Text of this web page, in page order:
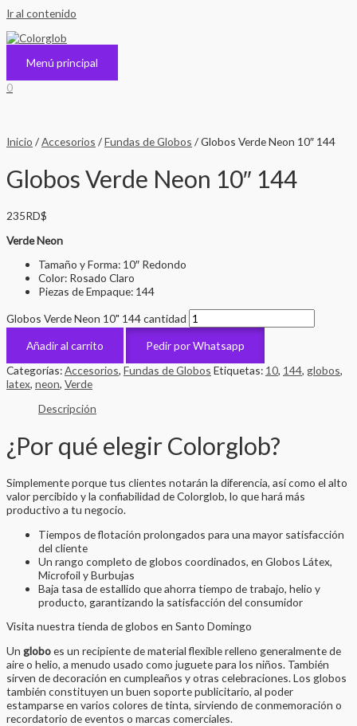
Ir al contenido
Menú principal
0
Inicio /Accesorios /Fundas de Globos / Globos Verde Neon 10″ 144
Globos Verde Neon 10″ 144
235RD$
Verde Neon
Tamaño y Forma: 10″ Redondo
Color: Rosado Claro
Piezas de Empaque: 144
Globos Verde Neon 10" 144 cantidad
Añadir al carrito
Pedir por Whatsapp
Categorías:Accesorios, Fundas de Globos Etiquetas: 10, 144, globos,
latex, neon, Verde
Descripción
¿Por qué elegir Colorglob?
Simplemente porque tus clientes notarán la diferencia, así como el alto
valor percibido y la confiabilidad de Colorglob, lo que hará más
productivo a tu negocio.
Tiempos de flotación prolongados para una mayor satisfacción
del cliente
Un rango completo de globos coordinados, en Globos Látex,
Microfoil y Burbujas
Baja tasa de estallido que ahorra tiempo de trabajo, helio y
producto, garantizando la satisfacción del consumidor
Visita nuestra tienda de globos en Santo Domingo
Un globoes un recipiente de material flexible relleno generalmente de
aire o helio, a menudo usado como juguete para los niños. También
sirven de decoración en cumpleaños y otras celebraciones. Los globos
también constituyen un buen soporte publicitario, al poder
estamparse en varios colores de tinta, sirviendo de conmemoración o
recordatorio de eventos o marcas comerciales.